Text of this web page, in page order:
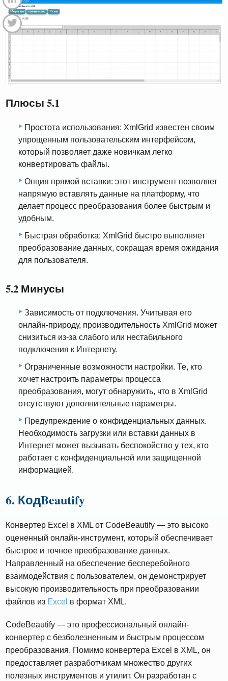
Плюсы 5.1
Простота использования: XmlGrid известен своим
упрощенным пользовательским интерфейсом,
который позволяет даже новичкам легко
конвертировать файлы.
Опция прямой вставки: этот инструмент позволяет
напрямую вставлять данные на платформу, что
делает процесс преобразования более быстрым и
удобным.
Быстрая обработка: XmlGrid быстро выполняет
преобразование данных, сокращая время ожидания
для пользователя.
5.2 Минусы
Зависимость от подключения. Учитывая его
онлайн-природу, производительность XmlGrid может
снизиться из-за слабого или нестабильного
подключения к Интернету.
Ограниченные возможности настройки. Те, кто
хочет настроить параметры процесса
преобразования, могут обнаружить, что в XmlGrid
отсутствуют дополнительные параметры.
Предупреждение о конфиденциальных данных.
Необходимость загрузки или вставки данных в
Интернет может вызывать беспокойство у тех, кто
работает с конфиденциальной или защищенной
информацией.
6. КодBeautify
Конвертер Excel в XML от CodeBeautify — это высоко
оцененный онлайн-инструмент, который обеспечивает
быстрое и точное преобразование данных.
Направленный на обеспечение бесперебойного
взаимодействия с пользователем, он демонстрирует
высокую производительность при преобразовании
файлов из Excel в формат XML.
CodeBeautify — это профессиональный онлайн-
конвертер с безболезненным и быстрым процессом
преобразования. Помимо конвертера Excel в XML, он
предоставляет разработчикам множество других
полезных инструментов и утилит. Он разработан с